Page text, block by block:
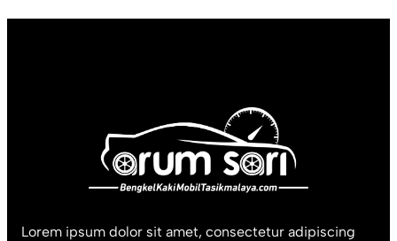
Lorem ipsum dolor sit amet, consectetur adipiscing